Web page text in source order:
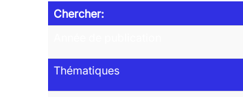
Chercher:
Thématiques